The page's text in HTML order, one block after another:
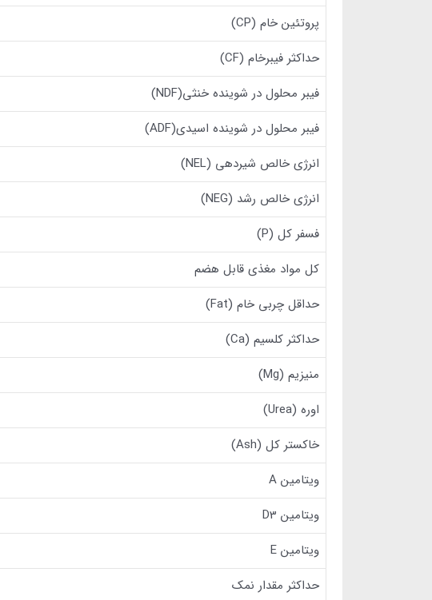
پروتئین خام (CP)
حداکثر فیبرخام (CF)
فیبر محلول در شوینده خنثی(NDF)
فیبر محلول در شوینده اسیدی(ADF)
انرژی خالص شیردهی (NEL)
انرژی خالص رشد (NEG)
فسفر کل (P)
کل مواد مغذی قابل هضم
حداقل چربی خام (Fat)
حداکثر کلسیم (Ca)
منیزیم (Mg)
اوره (Urea)
خاکستر کل (Ash)
ویتامین A
ویتامین D3
ویتامین E
حداکثر مقدار نمک